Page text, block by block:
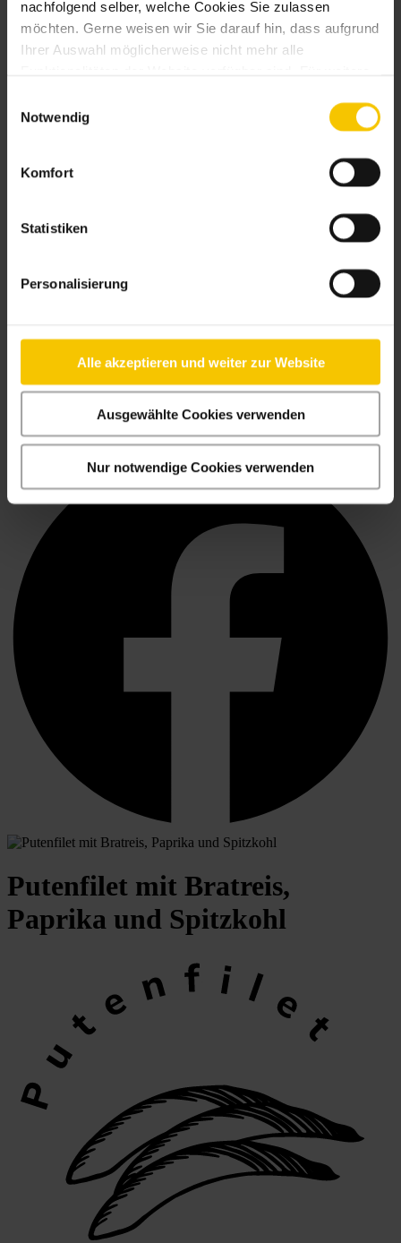
nachfolgend selber, welche Cookies Sie zulassen
möchten. Gerne weisen wir Sie darauf hin, dass aufgrund
Ihrer Auswahl möglicherweise nicht mehr alle
Datenschutzerklärung und Cookie Policy.
Notwendig
Komfort
Statistiken
Personalisierung
Alle akzeptieren und weiter zur Website
Ausgewählte Cookies verwenden
Nur notwendige Cookies verwenden
Jobbereiche
Unsere Benefits
Offene Stellen
Initiativbewerbung
Facebook
Putenfilet mit Bratreis,
Paprika und Spitzkohl